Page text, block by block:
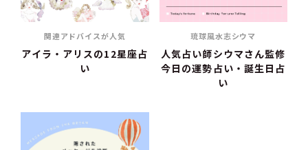
関連アドバイスが人気
アイラ・アリスの12星座占
い
琉球風水志シウマ
人気占い師シウマさん監修
今日の運勢占い・誕生日占
い